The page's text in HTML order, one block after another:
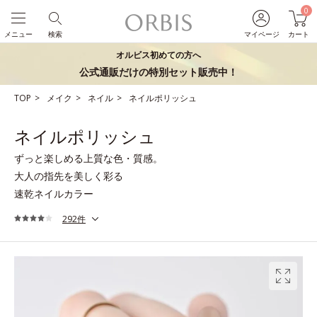
マイページ
0
カート
検索
メニュー
オルビス初めての方へ
公式通販だけの特別セット販売中！
TOP メイク ネイル ネイルポリッシュ
ネイルポリッシュ
ずっと楽しめる上質な色・質感。
大人の指先を美しく彩る
速乾ネイルカラー
292件